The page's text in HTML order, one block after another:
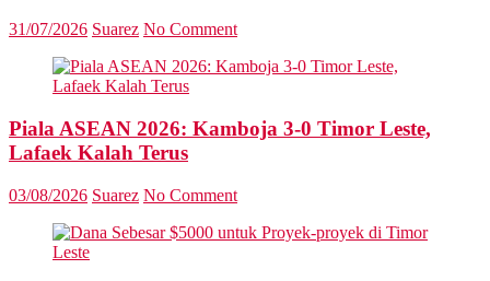
31/07/2026 Suarez No Comment
Piala ASEAN 2026: Kamboja 3-0 Timor Leste,
Lafaek Kalah Terus
03/08/2026 Suarez No Comment